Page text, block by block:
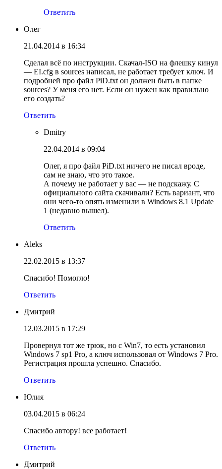
Ответить
Олег
21.04.2014 в 16:34
Сделал всё по инструкции. Скачал-ISO на флешку кинул
— EI.cfg в sources написал, не работает требует ключ. И
подробней про файл PiD.txt он должен быть в папке
sources? У меня его нет. Если он нужен как правильно
его создать?
Ответить
Dmitry
22.04.2014 в 09:04
Олег, я про файл PiD.txt ничего не писал вроде,
сам не знаю, что это такое.
А почему не работает у вас — не подскажу. С
официального сайта скачивали? Есть вариант, что
они чего-то опять изменили в Windows 8.1 Update
1 (недавно вышел).
Ответить
Aleks
22.02.2015 в 13:37
Спасибо! Помогло!
Ответить
Дмитрий
12.03.2015 в 17:29
Провернул тот же трюк, но с Win7, то есть установил
Windows 7 sp1 Pro, а ключ использовал от Windows 7 Pro.
Регистрация прошла успешно. Спасибо.
Ответить
Юлия
03.04.2015 в 06:24
Спасибо автору! все работает!
Ответить
Дмитрий